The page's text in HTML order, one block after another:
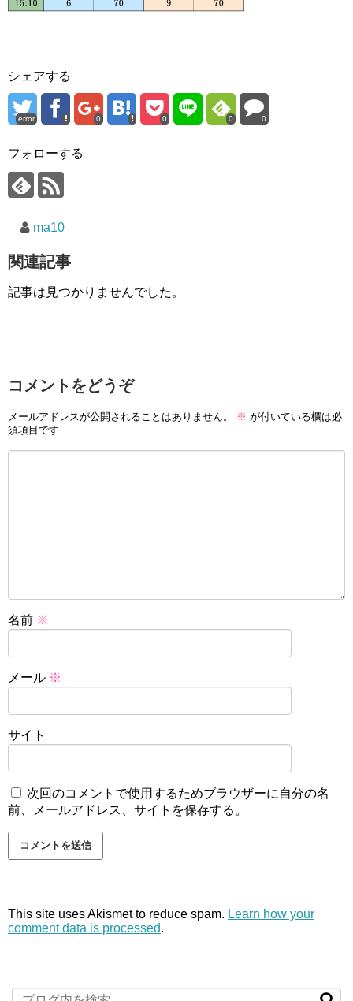
シェアする
error 0 0 0 0
フォローする
ma10
関連記事
記事は見つかりませんでした。
コメントをどうぞ
メールアドレスが公開されることはありません。 ※ が付いている欄は必
須項目です
名前 ※
メール ※
サイト
次回のコメントで使用するためブラウザーに自分の名
前、メールアドレス、サイトを保存する。
This site uses Akismet to reduce spam. Learn how your
comment data is processed.